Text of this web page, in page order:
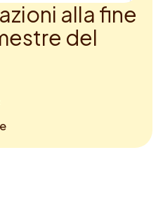
azioni alla fne
estre del